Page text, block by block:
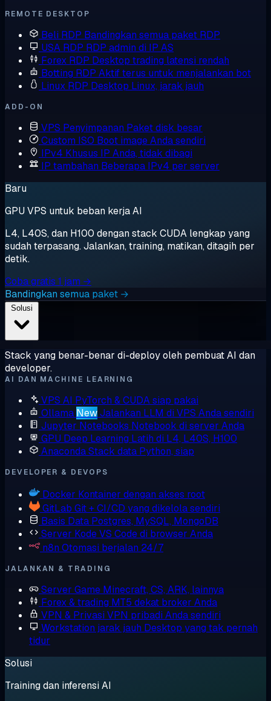
REMOTE DESKTOP
Beli RDP Bandingkan semua paket RDP
USA RDP RDP admin di IP AS
Forex RDP Desktop trading latensi rendah
Botting RDP Aktif terus untuk menjalankan bot
Linux RDP Desktop Linux, jarak jauh
ADD-ON
VPS Penyimpanan Paket disk besar
Custom ISO Boot image Anda sendiri
IPv4 Khusus IP Anda, tidak dibagi
IP tambahan Beberapa IPv4 per server
Baru
GPU VPS untuk beban kerja AI
L4, L40S, dan H100 dengan stack CUDA lengkap yang
sudah terpasang. Jalankan, training, matikan, ditagih per
detik.
Coba gratis 1 jam →
Bandingkan semua paket →
Stack yang benar-benar di-deploy oleh pembuat AI dan
developer.
AI DAN MACHINE LEARNING
VPS AI PyTorch & CUDA siap pakai
Ollama NewJalankan LLM di VPS Anda sendiri
Jupyter Notebooks Notebook di server Anda
GPU Deep Learning Latih di L4, L40S, H100
AnacondaStack data Python, siap
DEVELOPER & DEVOPS
Docker Kontainer dengan akses root
GitLab Git + CI/CD yang dikelola sendiri
Basis Data Postgres, MySQL, MongoDB
Server KodeVS Code di browser Anda
n8n Otomasi berjalan 24/7
JALANKAN & TRADING
Server Game Minecraft, CS, ARK, lainnya
Forex & trading MT5 dekat broker Anda
VPN & Privasi VPN pribadi Anda sendiri
Workstation jarak jauh Desktop yang tak pernah
tidur
Solusi
Training dan inferensi AI